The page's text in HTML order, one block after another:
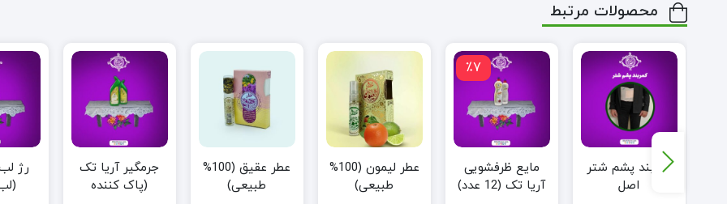
محصولات مرتبط
کمربند پشم شتر
اصل
٪7
مایع ظرفشویی
آریا تک (12 عدد)
عطر لیمون (100%
طبیعی)
عطر عقیق (100%
طبیعی)
جرمگیر آریا تک
(پاک کننده
رژ